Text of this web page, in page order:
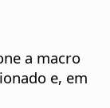
a macro
e, em